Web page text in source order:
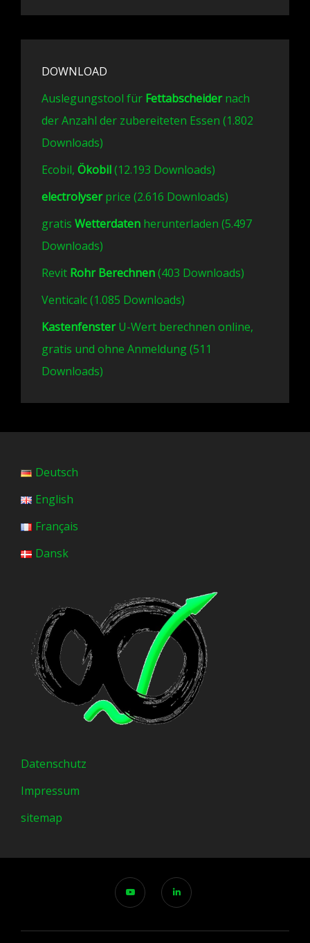
DOWNLOAD
Auslegungstool für Fettabscheidernach
der Anzahl der zubereiteten Essen (1.802
Downloads)
Ecobil, Ökobil(12.193 Downloads)
electrolyserprice (2.616 Downloads)
gratis Wetterdaten herunterladen (5.497
Downloads)
Revit Rohr Berechnen(403 Downloads)
Venticalc (1.085 Downloads)
KastenfensterU-Wert berechnen online,
gratis und ohne Anmeldung (511
Downloads)
Deutsch
English
Français
Dansk
Datenschutz
Impressum
sitemap